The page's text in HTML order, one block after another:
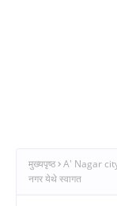
मुख्यपृष्ठ A' Nagar
नगर येथे स्वागत